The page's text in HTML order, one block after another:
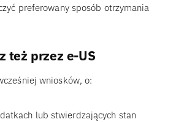
preferowany sposób otrzymania
też przez e-US
wniosków, o:
lub stwierdzających stan